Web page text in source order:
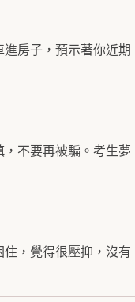
房子，預示著你近期
不要再被騙。考生夢
，覺得很壓抑，沒有